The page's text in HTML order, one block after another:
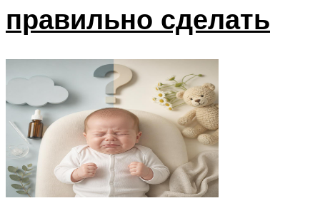
правильно сделать